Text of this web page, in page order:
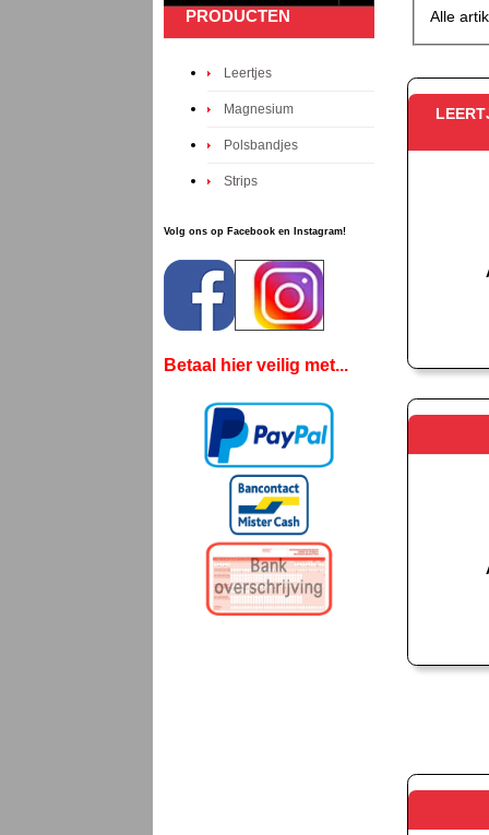
PRODUCTEN
Leertjes
Magnesium
Polsbandjes
Strips
Volg ons op Facebook en Instagram!
Betaal hier veilig met...
Alle